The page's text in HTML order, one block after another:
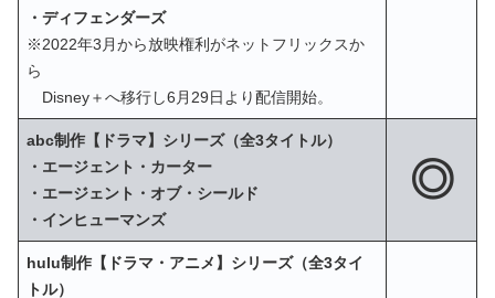
・ディフェンダーズ
※2022年3月から放映権利がネットフリックスか
ら
Disney＋へ移行し6月29日より配信開始。
abc制作【ドラマ】シリーズ（全3タイトル）
・エージェント・カーター
・エージェント・オブ・シールド
・インヒューマンズ
◎
hulu制作【ドラマ・アニメ】シリーズ（全3タイ
トル）